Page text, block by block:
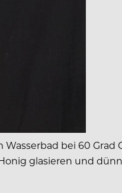
bei 60 Grad
glasieren und